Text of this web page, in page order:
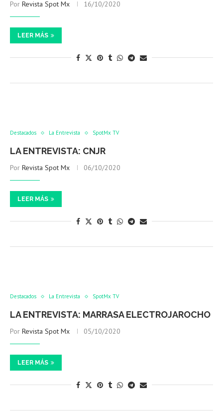
Por Revista Spot Mx 16/10/2020
LEER MÁS
Destacados La Entrevista SpotMx TV
LA ENTREVISTA: CNJR
Por Revista Spot Mx 06/10/2020
LEER MÁS
Destacados La Entrevista SpotMx TV
LA ENTREVISTA: MARRASA ELECTROJAROCHO
Por Revista Spot Mx 05/10/2020
LEER MÁS